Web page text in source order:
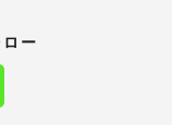
ー